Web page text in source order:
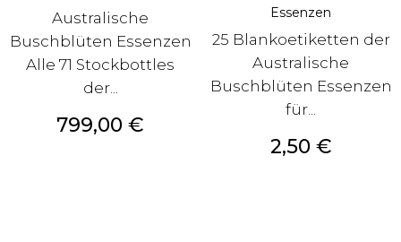
Australische
Buschblüten Essenzen
Alle 71 Stockbottles
der...
Preis
799,00 €
Essenzen
25 Blankoetiketten der
Australische
Buschblüten Essenzen
für...
Preis
2,50 €